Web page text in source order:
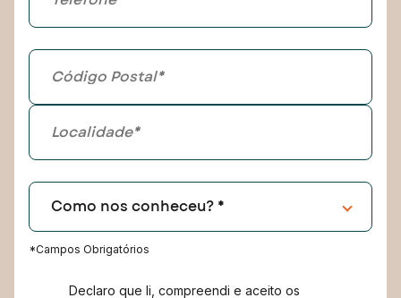
*Campos Obrigatórios
Declaro que li, compreendi e aceito os